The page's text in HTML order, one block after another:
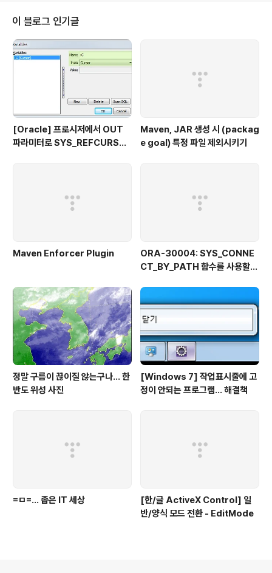
있는 시간입니다. 첫주에는 메디포스트 양대표님이 선물까
지...!!! 기술마케팅과 시장조사Segmentation, Targetin
g, Positioning... 뭐지??? ㅋㅋㅋ 기술기반기업을 위한
재무회계점심을 먹고 바로 듣는 수업이라 엄청 졸았습니
다... 제가 코고는 소리에 깰 정도였으니까요;;;a 영어커뮤
이 블로그 인기글
[Oracle] 프로시저에서 OUT
파라미터로 SYS_REFCURSO
Maven, JAR 생성 시 (packag
e goal) 특정 파일 제외시키기
Maven Enforcer Plugin
ORA-30004: SYS_CONNE
CT_BY_PATH 함수를 사용할
할 수 없습니다
정말 구름이 끊이질 않는구나... 한
반도 위성 사진
[Windows 7] 작업표시줄에 고
정이 안되는 프로그램... 해결책
=ㅁ=... 좁은 IT 세상
[한/글 ActiveX Control] 일
반/양식 모드 전환 - EditMode